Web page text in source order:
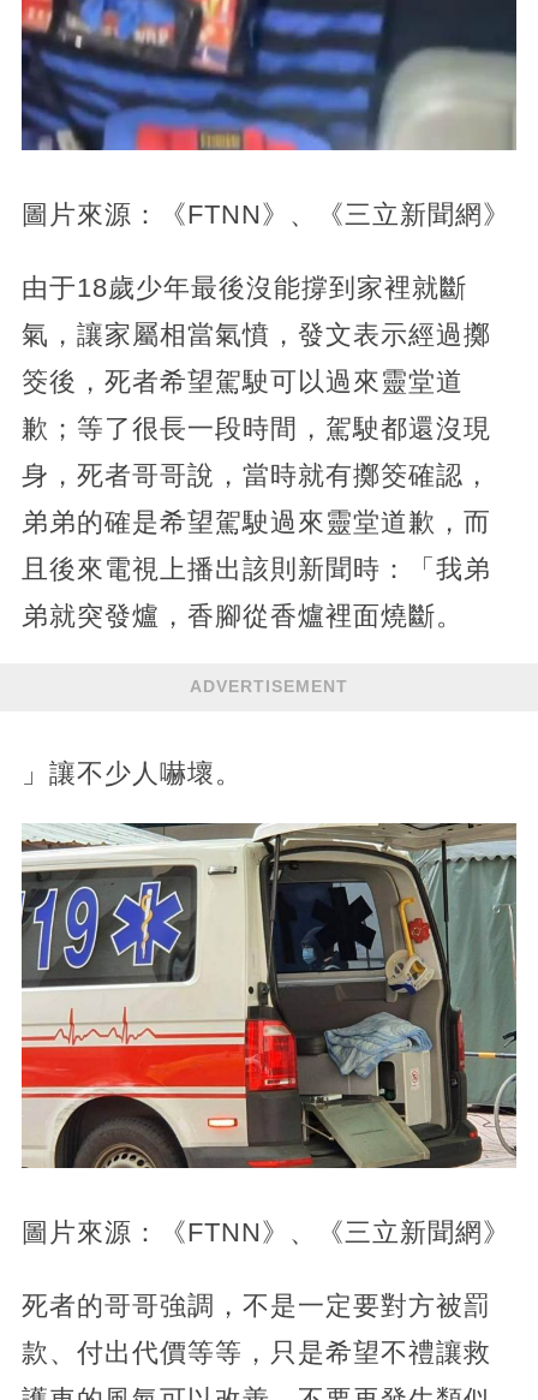
圖片來源：《FTNN》、《三立新聞網》
由于18歲少年最後沒能撐到家裡就斷
氣，讓家屬相當氣憤，發文表示經過擲
筊後，死者希望駕駛可以過來靈堂道
歉；等了很長一段時間，駕駛都還沒現
身，死者哥哥說，當時就有擲筊確認，
弟弟的確是希望駕駛過來靈堂道歉，而
且後來電視上播出該則新聞時：「我弟
弟就突發爐，香腳從香爐裡面燒斷。
ADVERTISEMENT
」讓不少人嚇壞。
圖片來源：《FTNN》、《三立新聞網》
死者的哥哥強調，不是一定要對方被罰
款、付出代價等等，只是希望不禮讓救